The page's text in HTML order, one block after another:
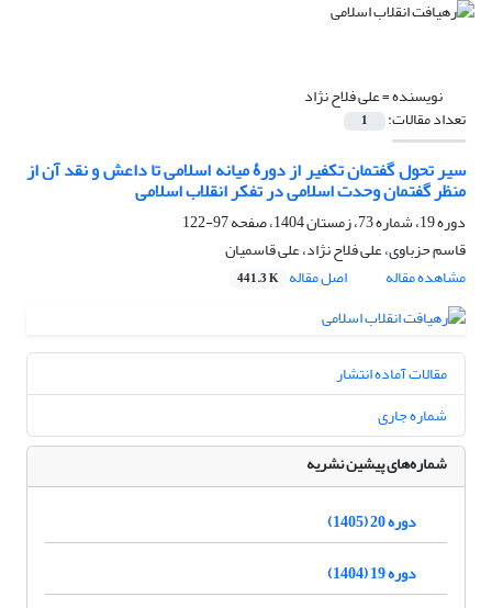
نویسنده =علی فلاح نژاد
تعداد مقالات: 1
سیر تحول گفتمان تکفیر از دورۀ میانه اسلامی تا داعش و نقد آن از
منظر گفتمان وحدت اسلامی در تفکر انقلاب اسلامی
دوره 19، شماره 73، زمستان 1404، صفحه
97-122
قاسم حزباوی، علی فلاح نژاد، علی قاسمیان
مشاهده مقاله
اصل مقاله 441.3 K
مقالات آماده انتشار
شماره جاری
شماره‌های پیشین نشریه
دوره 20 (1405)
دوره 19 (1404)